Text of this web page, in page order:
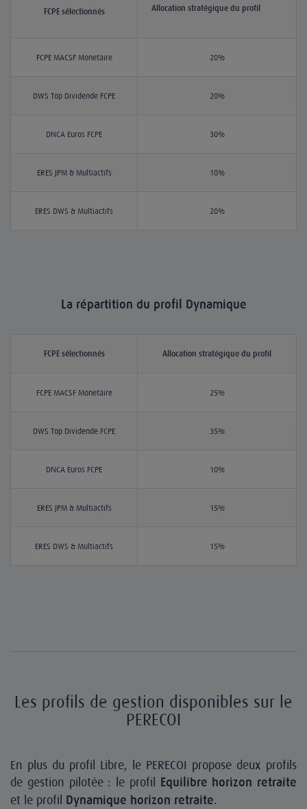
FCPE sélectionnés Allocation stratégique du profil
FCPE MACSF Monétaire 20%
DWS Top Dividende FCPE 20%
DNCA Euros FCPE 30%
ERES JPM & Multiactifs 10%
ERES DWS & Multiactifs 20%
La répartition du profil Dynamique
FCPE sélectionnés Allocation stratégique du profil
FCPE MACSF Monétaire 25%
DWS Top Dividende FCPE 35%
DNCA Euros FCPE 10%
ERES JPM & Multiactifs 15%
ERES DWS & Multiactifs 15%
Les profils de gestion disponibles sur le
PERECOI
En plus du profil Libre, le PERECOI propose deux profils
de gestion pilotée : le profil
Equilibre horizon retraite
et le profil Dynamique horizon retraite.